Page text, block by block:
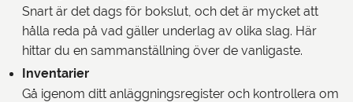
Snart är det dags för bokslut, och det är mycket att
hålla reda på vad gäller underlag av olika slag. Här
hittar du en sammanställning över de vanligaste.
Inventarier
Gå igenom ditt anläggningsregister och kontrollera om